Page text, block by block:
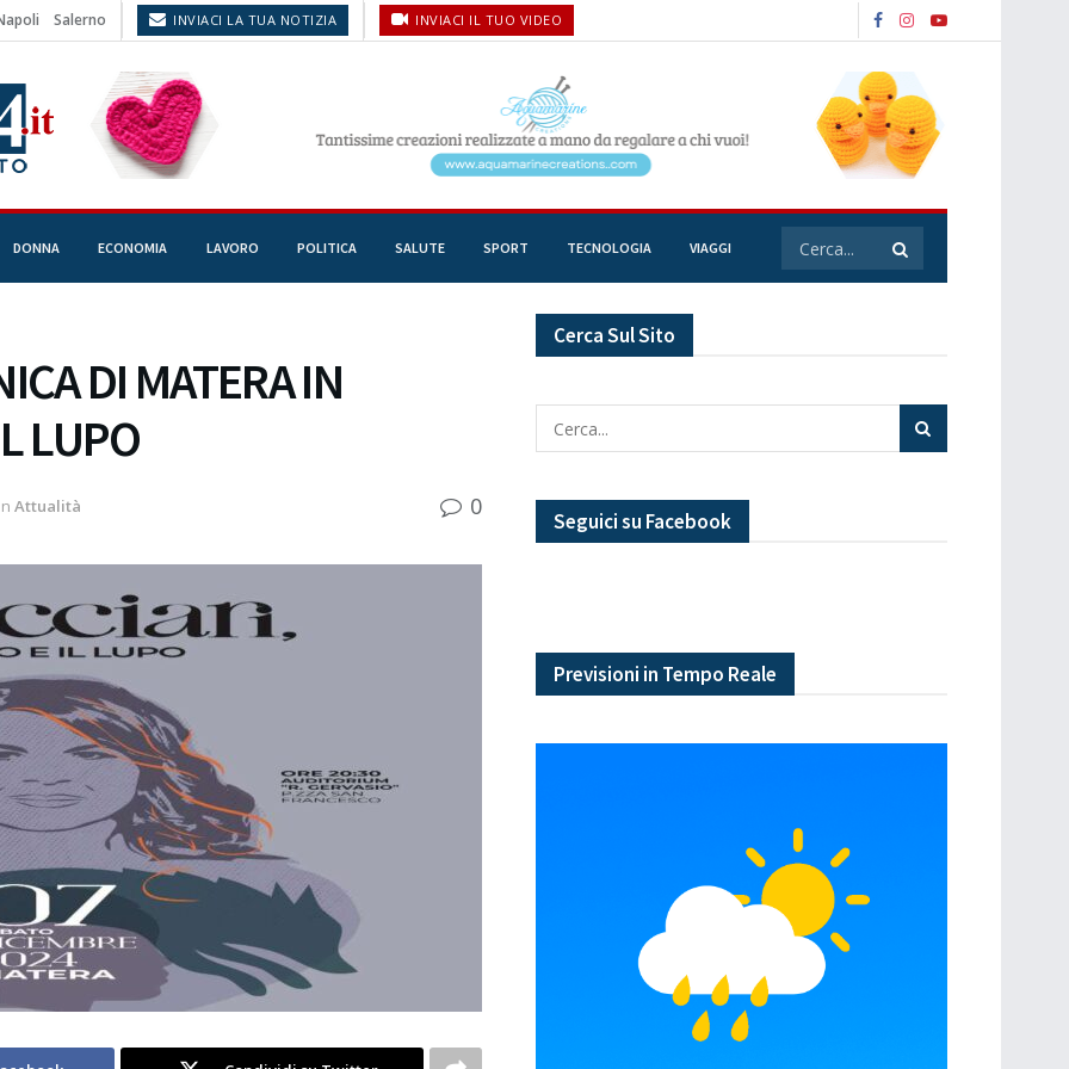
Salerno INVIACI LA TUA NOTIZIA INVIACI IL TUO VIDEO
DONNA ECONOMIA LAVORO POLITICA SALUTE SPORT TECNOLOGIA VIAGGI
DI MATERA IN
LUPO
Attualità 0
Cerca Sul Sito
Seguici su Facebook
Previsioni in Tempo Reale